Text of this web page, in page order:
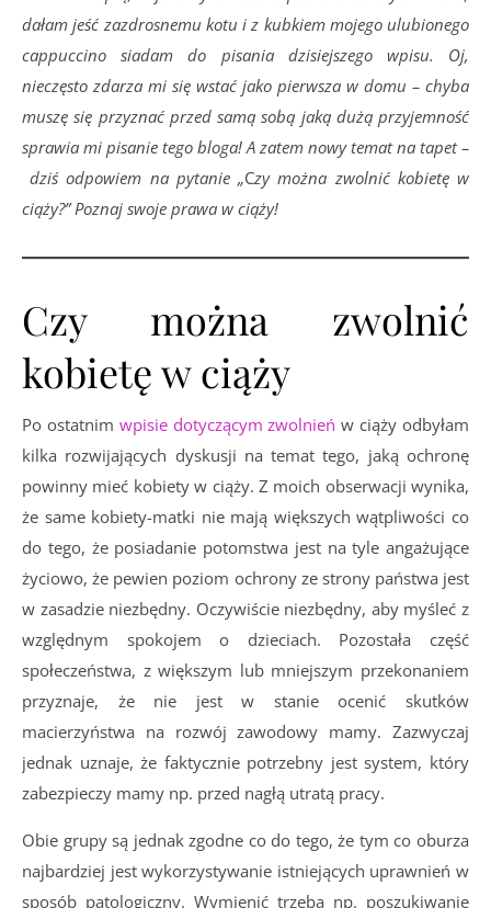
dałam jeść zazdrosnemu kotu i z kubkiem mojego ulubionego
cappuccino siadam do pisania dzisiejszego wpisu. Oj,
nieczęsto zdarza mi się wstać jako pierwsza w domu – chyba
muszę się przyznać przed samą sobą jaką dużą przyjemność
sprawia mi pisanie tego bloga! A zatem nowy temat na tapet –
dziś odpowiem na pytanie „Czy można zwolnić kobietę w
ciąży?” Poznaj swoje prawa w ciąży!
Czy można zwolnić
kobietę w ciąży
Po ostatnim wpisie dotyczącym zwolnień w ciąży odbyłam
kilka rozwijających dyskusji na temat tego, jaką ochronę
powinny mieć kobiety w ciąży. Z moich obserwacji wynika,
że same kobiety-matki nie mają większych wątpliwości co
do tego, że posiadanie potomstwa jest na tyle angażujące
życiowo, że pewien poziom ochrony ze strony państwa jest
w zasadzie niezbędny. Oczywiście niezbędny, aby myśleć z
względnym spokojem o dzieciach. Pozostała część
społeczeństwa, z większym lub mniejszym przekonaniem
przyznaje, że nie jest w stanie ocenić skutków
macierzyństwa na rozwój zawodowy mamy. Zazwyczaj
jednak uznaje, że faktycznie potrzebny jest system, który
zabezpieczy mamy np. przed nagłą utratą pracy.
Obie grupy są jednak zgodne co do tego, że tym co oburza
najbardziej jest wykorzystywanie istniejących uprawnień w
sposób patologiczny. Wymienić trzeba np. poszukiwanie